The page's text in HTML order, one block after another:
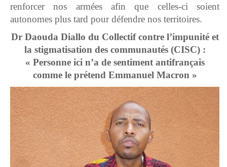
renforcer nos armées afin que celles-ci soient
autonomes plus tard pour défendre nos territoires.
Dr Daouda Diallo du Collectif contre l’impunité et
la stigmatisation des communautés (CISC) :
« Personne ici n’a de sentiment antifrançais
comme le prétend Emmanuel Macron »